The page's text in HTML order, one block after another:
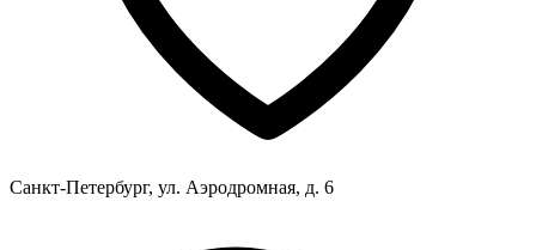
Санкт-Петербург, ул. Аэродромная, д. 6